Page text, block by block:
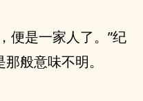
便是一家人了。”纪
般意味不明。